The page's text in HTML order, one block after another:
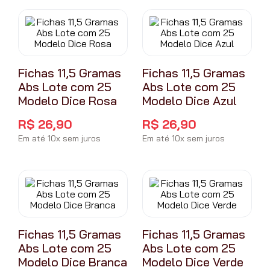
Fichas 11,5 Gramas
Abs Lote com 25
Modelo Dice Rosa
R$ 26,90
Em até 10x sem juros
Fichas 11,5 Gramas
Abs Lote com 25
Modelo Dice Azul
R$ 26,90
Em até 10x sem juros
Fichas 11,5 Gramas
Abs Lote com 25
Modelo Dice Branca
Fichas 11,5 Gramas
Abs Lote com 25
Modelo Dice Verde